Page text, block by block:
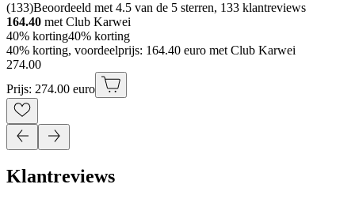
(133)Beoordeeld met 4.5 van de 5 sterren, 133 klantreviews
164.40 met Club Karwei
40% korting40% korting
40% korting, voordeelprijs: 164.40 euro met Club Karwei
274.00
Prijs: 274.00 euro
Klantreviews